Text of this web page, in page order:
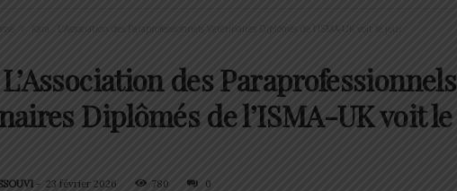
Kara : L’Association des Paraprofessionnels Vétérinaires Diplômés de l’ISMA-UK voit le jour
des Paraprofessionnels
Diplômés de l’ISMA-UK voit le
- 23 février 2026 780 0